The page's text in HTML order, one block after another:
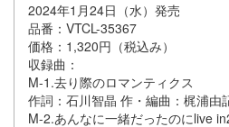
2024年1月24日（水）発売
品番：VTCL-35367
価格：1,320円（税込み）
収録曲：
M-1.去り際のロマンティクス
作詞：石川智晶 作・編曲：梶浦由
M-2.あんなに一緒だったのにlive